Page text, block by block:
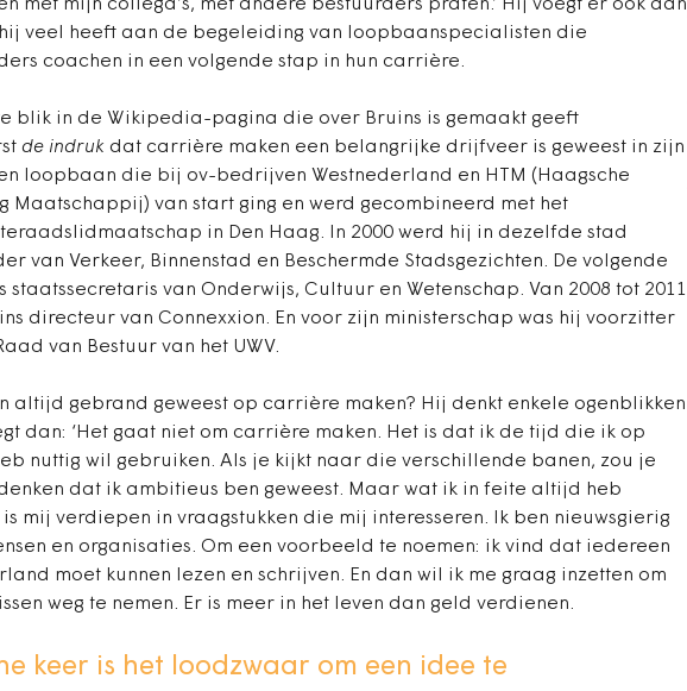
met mijn collega’s, met andere bestuurders praten.’ Hij voegt er ook aan
veel heeft aan de begeleiding van loopbaanspecialisten die
coachen in een volgende stap in hun carrière.
blik in de Wikipedia-pagina die over Bruins is gemaakt geeft
de indruk dat carrière maken een belangrijke drijfveer is geweest in zijn
loopbaan die bij ov-bedrijven Westnederland en HTM (Haagsche
Maatschappij) van start ging en werd gecombineerd met het
in Den Haag. In 2000 werd hij in dezelfde stad
van Verkeer, Binnenstad en Beschermde Stadsgezichten. De volgende
staatssecretaris van Onderwijs, Cultuur en Wetenschap. Van 2008 tot 2011
directeur van Connexxion. En voor zijn ministerschap was hij voorzitter
van Bestuur van het UWV.
altijd gebrand geweest op carrière maken? Hij denkt enkele ogenblikken
dan: ‘Het gaat niet om carrière maken. Het is dat ik de tijd die ik op
nuttig wil gebruiken. Als je kijkt naar die verschillende banen, zou je
dat ik ambitieus ben geweest. Maar wat ik in feite altijd heb
mij verdiepen in vraagstukken die mij interesseren. Ik ben nieuwsgierig
en organisaties. Om een voorbeeld te noemen: ik vind dat iedereen
moet kunnen lezen en schrijven. En dan wil ik me graag inzetten om
weg te nemen. Er is meer in het leven dan geld verdienen.
keer is het loodzwaar om een idee te